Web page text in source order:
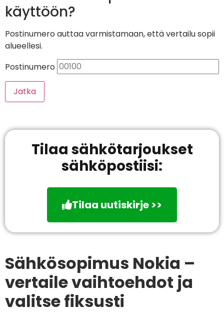
käyttöön?
Postinumero auttaa varmistamaan, että vertailu sopii
alueellesi.
Postinumero
Jatka
Tilaa sähkötarjoukset
sähköpostiisi:
Tilaa uutiskirje >>
Sähkösopimus Nokia –
vertaile vaihtoehdot ja
valitse fiksusti